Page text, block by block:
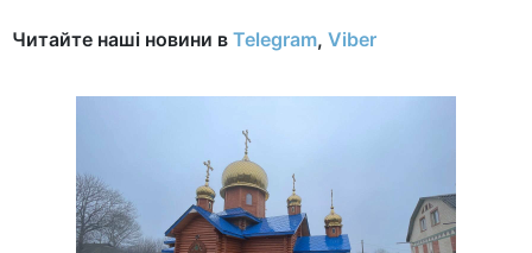
Читайте наші новини в Telegram, Viber